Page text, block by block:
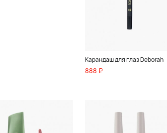
Карандаш для глаз Deborah
888 ₽